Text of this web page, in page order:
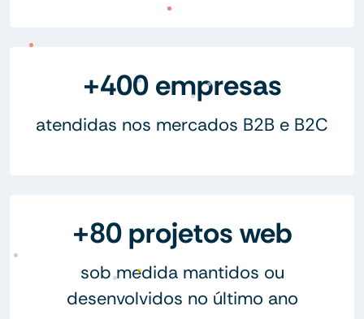
+400 empresas
atendidas nos mercados B2B e B2C
+80 projetos web
sob medida mantidos ou
desenvolvidos no último ano